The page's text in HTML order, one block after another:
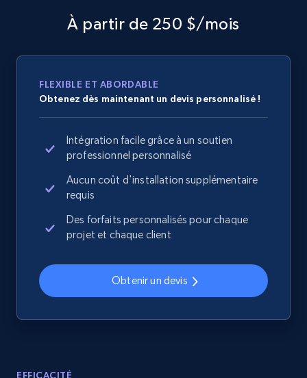
2.1K+ 355+ Commencer
Home Depot US - Discover products by
specified URL
URL, Domain, Country code, Model number,
Sku, Product id, Product name, Manufacturer,
and more.
2.1K+
specified UPC
URL, Domain, Country code, Model number,
À partir de 250 $/mois
FLEXIBLE ET ABORDABLE
Obtenez dès maintenant un devis personnalisé !
Intégration facile grâce à un soutien
professionnel personnalisé
Aucun coût d'installation supplémentaire
requis
Des forfaits personnalisés pour chaque
projet et chaque client
Obtenir un devis
EFFICACITÉ